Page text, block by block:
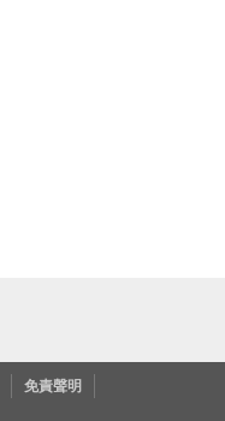
免責聲明